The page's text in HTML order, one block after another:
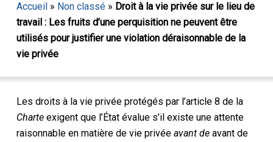
Accueil» Non classé» Droit à la vie privée sur le lieu de
travail : Les fruits d’une perquisition ne peuvent être
utilisés pour justifier une violation déraisonnable de la
vie privée
Les droits à la vie privée protégés par l’article 8 de la
Charte exigent que l’État évalue s’il existe une attente
raisonnable en matière de vie privée avant de avant de